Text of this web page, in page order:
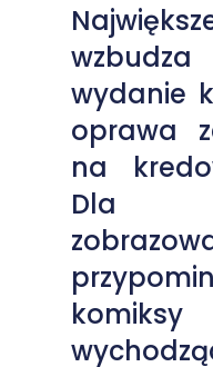
wydanie
oprawa
na
Dla